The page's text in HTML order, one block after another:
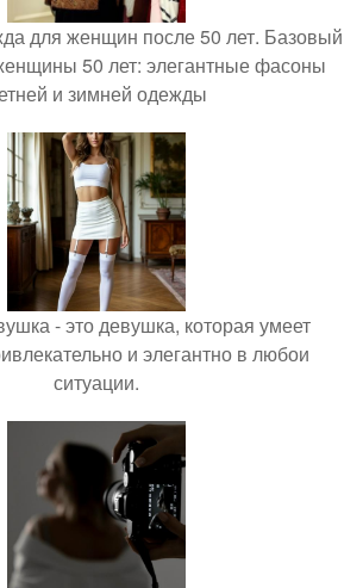
для женщин после 50 лет. Базовый
50 лет: элегантные фасоны
и зимней одежды
- это девушка, которая умеет
и элегантно в любои
ситуации.